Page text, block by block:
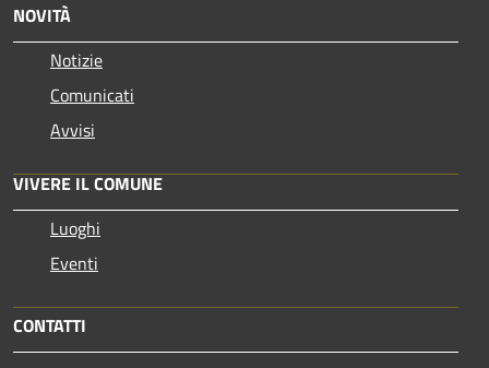
NOVITÀ
Notizie
Comunicati
Avvisi
VIVERE IL COMUNE
Luoghi
Eventi
CONTATTI